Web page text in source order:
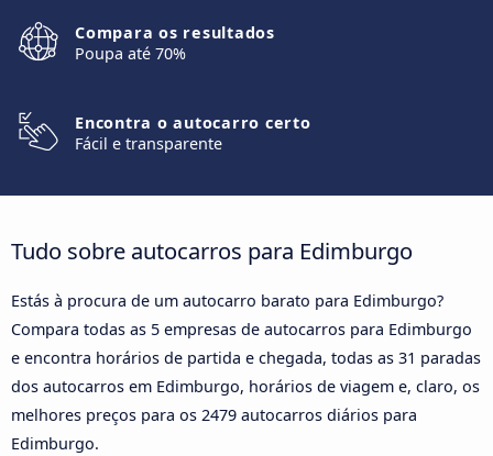
Compara os resultados
Poupa até 70%
Encontra o autocarro certo
Fácil e transparente
Tudo sobre autocarros para Edimburgo
Estás à procura de um autocarro barato para Edimburgo?
Compara todas as 5 empresas de autocarros para Edimburgo
e encontra horários de partida e chegada, todas as 31 paradas
dos autocarros em Edimburgo, horários de viagem e, claro, os
melhores preços para os 2479 autocarros diários para
Edimburgo.